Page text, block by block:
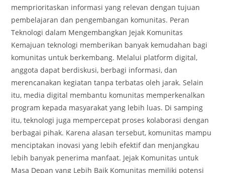
memprioritaskan informasi yang relevan dengan tujuan
pembelajaran dan pengembangan komunitas. Peran
Teknologi dalam Mengembangkan Jejak Komunitas
Kemajuan teknologi memberikan banyak kemudahan bagi
komunitas untuk berkembang. Melalui platform digital,
anggota dapat berdiskusi, berbagi informasi, dan
merencanakan kegiatan tanpa terbatas oleh jarak. Selain
itu, media digital membantu komunitas memperkenalkan
program kepada masyarakat yang lebih luas. Di samping
itu, teknologi juga mempercepat proses kolaborasi dengan
berbagai pihak. Karena alasan tersebut, komunitas mampu
menciptakan inovasi yang lebih efektif dan menjangkau
lebih banyak penerima manfaat. Jejak Komunitas untuk
Masa Depan yang Lebih Baik Komunitas memiliki potensi